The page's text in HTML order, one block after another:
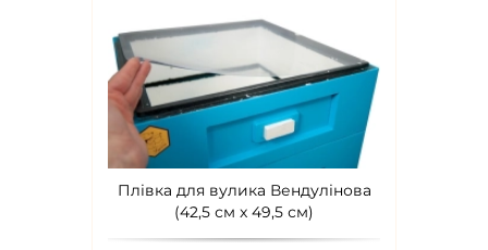
Плівка для вулика Вендулінова
(42,5 см x 49,5 см)